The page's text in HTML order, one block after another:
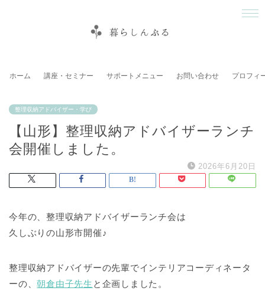
ホーム 講座・セミナー サポートメニュー お問い合わせ プロフィ
整理収納アドバイザー・学び
【山形】整理収納アドバイザーランチ
会開催しました。
2026年6月20日
今年の、整理収納アドバイザーランチ会は
久しぶりの山形市開催♪
整理収納アドバイザーの先輩でインテリアコーディネータ
ーの、朝倉由子先生 と企画しました。